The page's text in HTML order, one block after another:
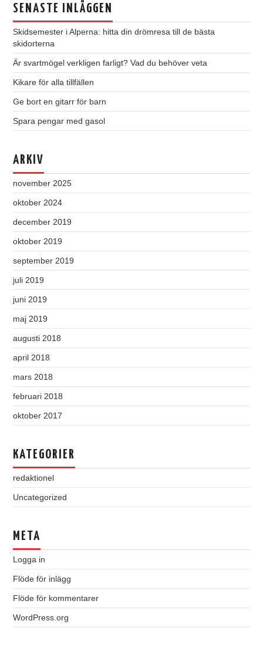
SENASTE INLÄGGEN
Skidsemester i Alperna: hitta din drömresa till de bästa
skidorterna
Är svartmögel verkligen farligt? Vad du behöver veta
Kikare för alla tillfällen
Ge bort en gitarr för barn
Spara pengar med gasol
ARKIV
november 2025
oktober 2024
december 2019
oktober 2019
september 2019
juli 2019
juni 2019
maj 2019
augusti 2018
april 2018
mars 2018
februari 2018
oktober 2017
KATEGORIER
redaktionel
Uncategorized
META
Logga in
Flöde för inlägg
Flöde för kommentarer
WordPress.org